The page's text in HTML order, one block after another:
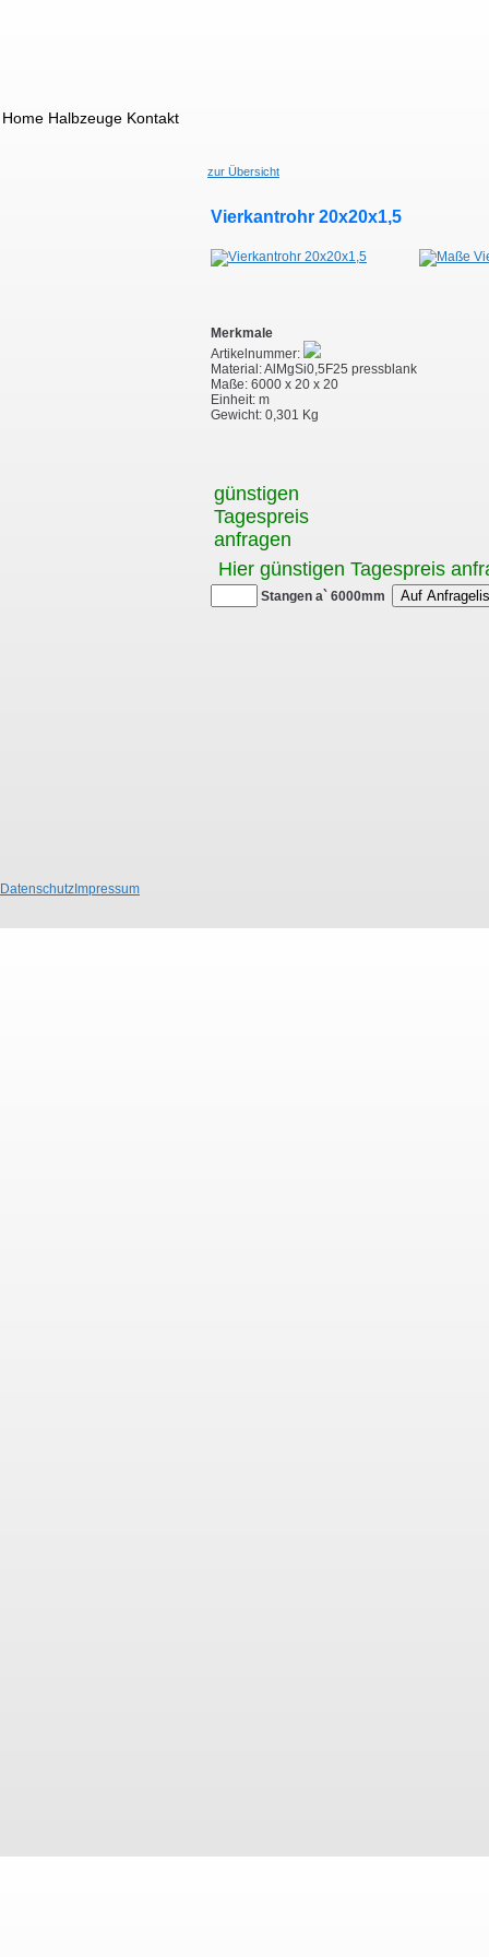
Home Halbzeuge Kontakt
zur Übersicht
Vierkantrohr 20x20x1,5
Merkmale
Artikelnummer:
Material: AlMgSi0,5F25 pressblank
Maße: 6000 x 20 x 20
Einheit: m
Gewicht: 0,301 Kg
günstigen
Tagespreis
anfragen
Hier günstigen Tagespreis
Stangen a` 6000mm
Datenschutz Impressum